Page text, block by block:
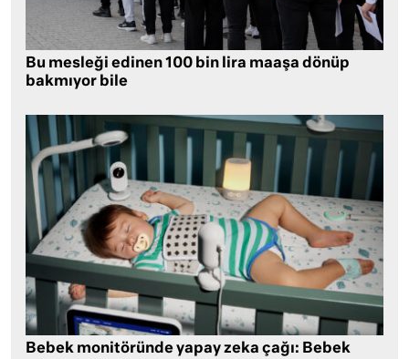
Bu mesleği edinen 100 bin lira maaşa dönüp
bakmıyor bile
Bebek monitöründe yapay zeka çağı: Bebek